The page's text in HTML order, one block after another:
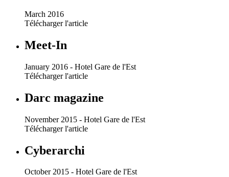
March 2016
Télécharger l'article
Meet-In
January 2016 - Hotel Gare de l'Est
Télécharger l'article
Darc magazine
November 2015 - Hotel Gare de l'Est
Télécharger l'article
Cyberarchi
October 2015 - Hotel Gare de l'Est